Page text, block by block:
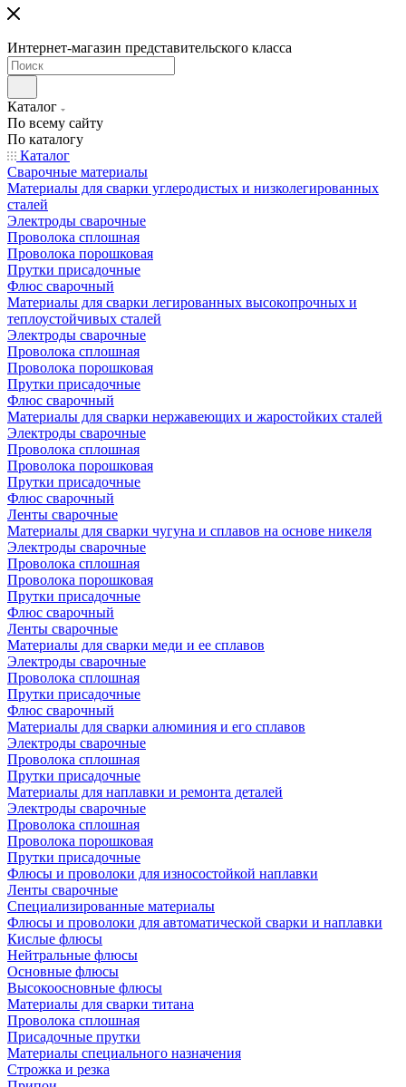
Интернет-магазин представительского класса
Каталог
По всему сайту
По каталогу
Каталог
Сварочные материалы
Материалы для сварки углеродистых и низколегированных
сталей
Электроды сварочные
Проволока сплошная
Проволока порошковая
Прутки присадочные
Флюс сварочный
Материалы для сварки легированных высокопрочных и
теплоустойчивых сталей
Электроды сварочные
Проволока сплошная
Проволока порошковая
Прутки присадочные
Флюс сварочный
Материалы для сварки нержавеющих и жаростойких сталей
Электроды сварочные
Проволока сплошная
Проволока порошковая
Прутки присадочные
Флюс сварочный
Ленты сварочные
Материалы для сварки чугуна и сплавов на основе никеля
Электроды сварочные
Проволока сплошная
Проволока порошковая
Прутки присадочные
Флюс сварочный
Ленты сварочные
Материалы для сварки меди и ее сплавов
Электроды сварочные
Проволока сплошная
Прутки присадочные
Флюс сварочный
Материалы для сварки алюминия и его сплавов
Электроды сварочные
Проволока сплошная
Прутки присадочные
Материалы для наплавки и ремонта деталей
Электроды сварочные
Проволока сплошная
Проволока порошковая
Прутки присадочные
Флюсы и проволоки для износостойкой наплавки
Ленты сварочные
Специализированные материалы
Флюсы и проволоки для автоматической сварки и наплавки
Кислые флюсы
Нейтральные флюсы
Основные флюсы
Высокоосновные флюсы
Материалы для сварки титана
Проволока сплошная
Присадочные прутки
Материалы специального назначения
Строжка и резка